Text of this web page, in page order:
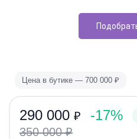
Цена в бутике — 700 000 ₽
290 000 ₽ -17%
350 000₽